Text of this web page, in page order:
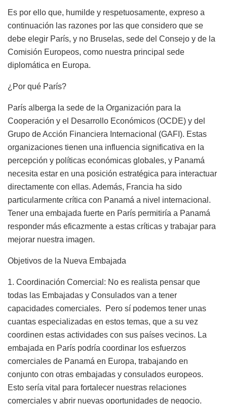
Es por ello que, humilde y respetuosamente, expreso a
continuación las razones por las que considero que se
debe elegir París, y no Bruselas, sede del Consejo y de la
Comisión Europeos, como nuestra principal sede
diplomática en Europa.
¿Por qué París?
París alberga la sede de la Organización para la
Cooperación y el Desarrollo Económicos (OCDE) y del
Grupo de Acción Financiera Internacional (GAFI). Estas
organizaciones tienen una influencia significativa en la
percepción y políticas económicas globales, y Panamá
necesita estar en una posición estratégica para interactuar
directamente con ellas. Además, Francia ha sido
particularmente crítica con Panamá a nivel internacional.
Tener una embajada fuerte en París permitiría a Panamá
responder más eficazmente a estas críticas y trabajar para
mejorar nuestra imagen.
Objetivos de la Nueva Embajada
1. Coordinación Comercial: No es realista pensar que
todas las Embajadas y Consulados van a tener
capacidades comerciales.
Pero sí podemos tener unas
cuantas especializadas en estos temas, que a su vez
coordinen estas actividades con sus países vecinos. La
embajada en París podría coordinar los esfuerzos
comerciales de Panamá en Europa, trabajando en
conjunto con otras embajadas y consulados europeos.
Esto sería vital para fortalecer nuestras relaciones
comerciales y abrir nuevas oportunidades de negocio.